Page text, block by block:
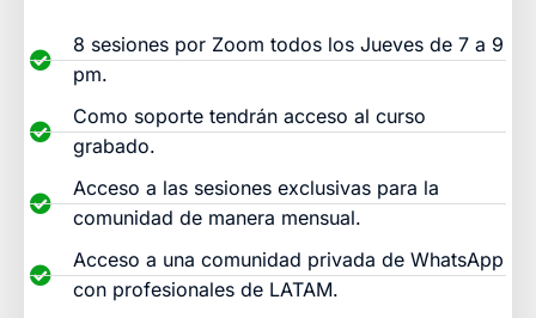
8 sesiones por Zoom todos los Jueves de 7 a 9
pm.
Como soporte tendrán acceso al curso
grabado.
Acceso a las sesiones exclusivas para la
comunidad de manera mensual.
Acceso a una comunidad privada de WhatsApp
con profesionales de LATAM.